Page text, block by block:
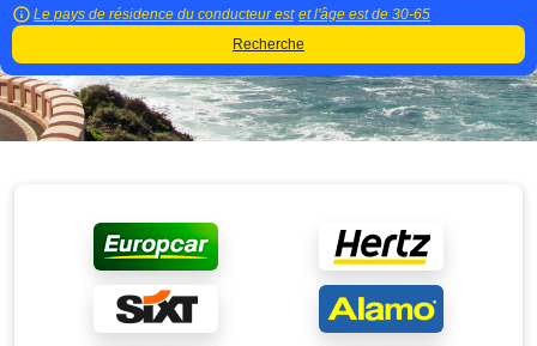
Le pays de résidence du conducteur est et l'âge est de 30-65
Recherche